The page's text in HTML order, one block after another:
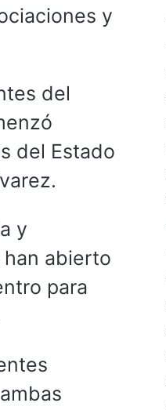
y
del
del Estado
y
abierto
para